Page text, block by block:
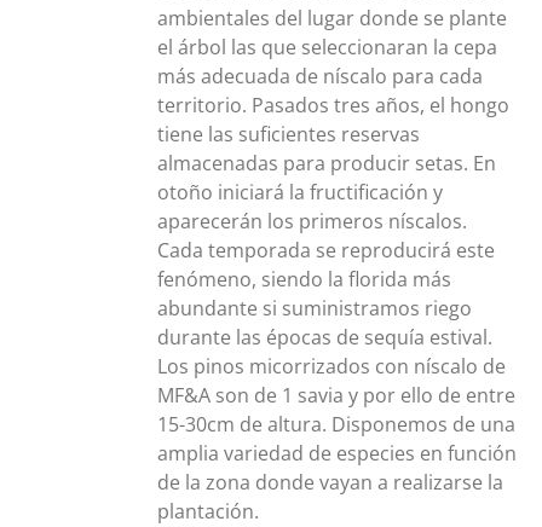
ambientales del lugar donde se plante
el árbol las que seleccionaran la cepa
más adecuada de níscalo para cada
territorio. Pasados tres años, el hongo
tiene las suficientes reservas
almacenadas para producir setas. En
otoño iniciará la fructificación y
aparecerán los primeros níscalos.
Cada temporada se reproducirá este
fenómeno, siendo la florida más
abundante si suministramos riego
durante las épocas de sequía estival.
Los pinos micorrizados con níscalo de
MF&A son de 1 savia y por ello de entre
15-30cm de altura. Disponemos de una
amplia variedad de especies en función
de la zona donde vayan a realizarse la
plantación.